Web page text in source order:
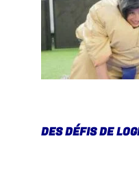
DES DÉFIS DE